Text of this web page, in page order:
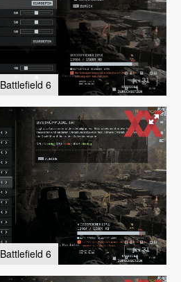
Battlefield 6
Battlefield 6